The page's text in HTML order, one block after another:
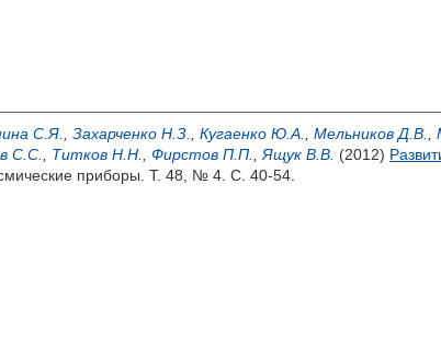
С.Я. Захарченко Н.З. Кугаенко Ю.А. Мельников Д.В.
С.С. Титков Н.Н. Фирстов П.П. Ящук В.В. (2012)
приборы. Т. 48, № 4. С. 40-54.